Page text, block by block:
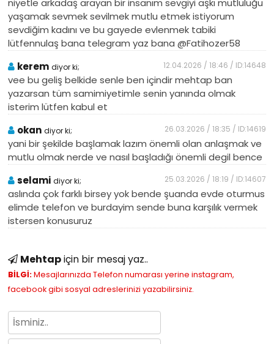
niyetle arkadaş arayan bir insanım sevgiyi aşkı mutluluğu
yaşamak sevmek sevilmek mutlu etmek istiyorum
sevdiğim kadını ve bu gayede evlenmek tabiki
lütfennulaş bana telegram yaz bana @Fatihozer58
kerem diyor ki; 12.04.2026 / 18:46 / ID:14648
vee bu geliş belkide senle ben içindir mehtap ban
yazarsan tüm samimiyetimle senin yanında olmak
isterim lütfen kabul et
okan diyor ki; 26.03.2026 / 18:35 / ID:14619
yani bir şekilde başlamak lazım önemli olan anlaşmak ve
mutlu olmak nerde ve nasıl başladığı önemli degil bence
selami diyor ki; 25.03.2026 / 18:19 / ID:14607
aslında çok farklı birsey yok bende şuanda evde oturmus
elimde telefon ve burdayim sende buna karşılık vermek
istersen konusuruz
Mehtapiçin bir mesaj yaz..
BİLGİ:Mesajlarınızda Telefon numarası yerine instagram,
facebook gibi sosyal adreslerinizi yazabilirsiniz.